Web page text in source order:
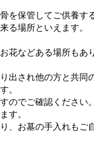
を保管してご供養す
る場所といえます。
花などある場所もあ
出され他の方と共同
。
のでご確認ください
す。
、お墓の手入れもご